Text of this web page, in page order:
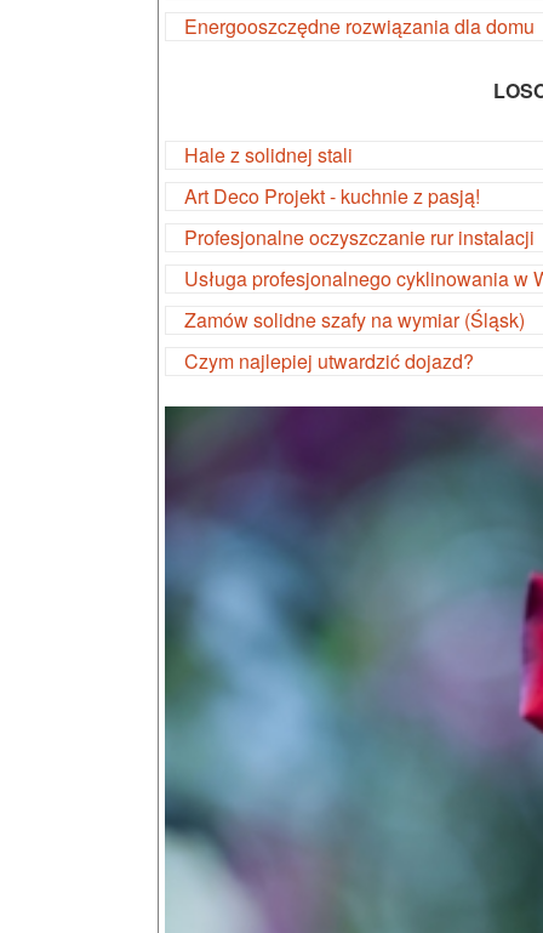
Energooszczędne rozwiązania dla domu
Hale z solidnej stali
Art Deco Projekt - kuchnie z pasją!
Profesjonalne oczyszczanie rur instalacji
Usługa profesjonalnego cyklinowania w
Zamów solidne szafy na wymiar (Śląsk)
Czym najlepiej utwardzić dojazd?